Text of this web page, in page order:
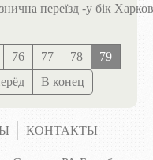
переїзд -у бік
76 77 78
79
В конец
КОНТАКТЫ